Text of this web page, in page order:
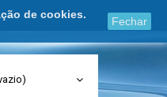
de cookies.
Fechar